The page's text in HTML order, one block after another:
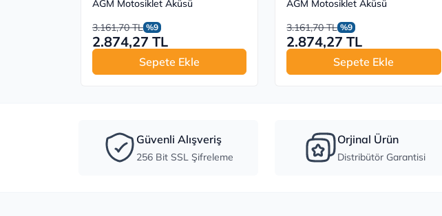
AGM Motosiklet Aküsü
3.161,70 TL %9
2.874,27 TL
Sepete Ekle
AGM Motosiklet Aküsü
3.161,70 TL %9
2.874,27 TL
Sepete Ekle
Güvenli Alışveriş
256 Bit SSL Şifreleme
Orjinal Ürün
Distribütör Garantisi